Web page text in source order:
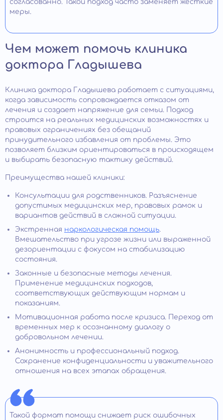
согласованно. Такой подход часто заменяет жесткие
меры.
Чем может помочь клиника
доктора Гладышева
Клиника доктора Гладышева работает с ситуациями,
когда зависимость сопровождается отказом от
лечения и создает напряжение для семьи. Подход
строится на реальных медицинских возможностях и
правовых ограничениях без обещаний
принудительного избавления от проблемы. Это
позволяет близким ориентироваться в происходящем
и выбирать безопасную тактику действий.
Преимущества нашей клиники:
Консультации для родственников. Разъяснение
допустимых медицинских мер, правовых рамок и
вариантов действий в сложной ситуации.
Экстренная наркологическая помощь.
Вмешательство при угрозе жизни или выраженной
дезориентации с фокусом на стабилизацию
состояния.
Законные и безопасные методы лечения.
Применение медицинских подходов,
соответствующих действующим нормам и
показаниям.
Мотивационная работа после кризиса. Переход от
временных мер к осознанному диалогу о
добровольном лечении.
Анонимность и профессиональный подход.
Сохранение конфиденциальности и уважительного
отношения на всех этапах обращения.
Такой формат помощи снижает риск ошибочных